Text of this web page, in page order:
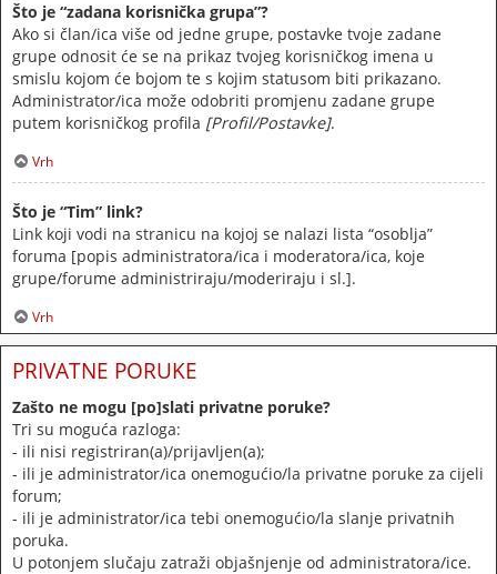
Što je “zadana korisnička grupa”?
Ako si član/ica više od jedne grupe, postavke tvoje zadane
grupe odnosit će se na prikaz tvojeg korisničkog imena u
smislu kojom će bojom te s kojim statusom biti prikazano.
Administrator/ica može odobriti promjenu zadane grupe
putem korisničkog profila [Profil/Postavke].
Vrh
Što je “Tim” link?
Link koji vodi na stranicu na kojoj se nalazi lista “osoblja”
foruma [popis administratora/ica i moderatora/ica, koje
grupe/forume administriraju/moderiraju i sl.].
Vrh
PRIVATNE PORUKE
Zašto ne mogu [po]slati privatne poruke?
Tri su moguća razloga:
- ili nisi registriran(a)/prijavljen(a);
- ili je administrator/ica onemogućio/la privatne poruke za cijeli
forum;
- ili je administrator/ica tebi onemogućio/la slanje privatnih
poruka.
U potonjem slučaju zatraži objašnjenje od administratora/ice.